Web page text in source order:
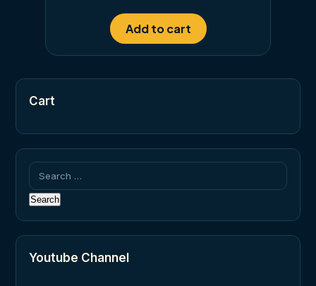
Add to cart
Cart
Search
for:
Youtube Channel